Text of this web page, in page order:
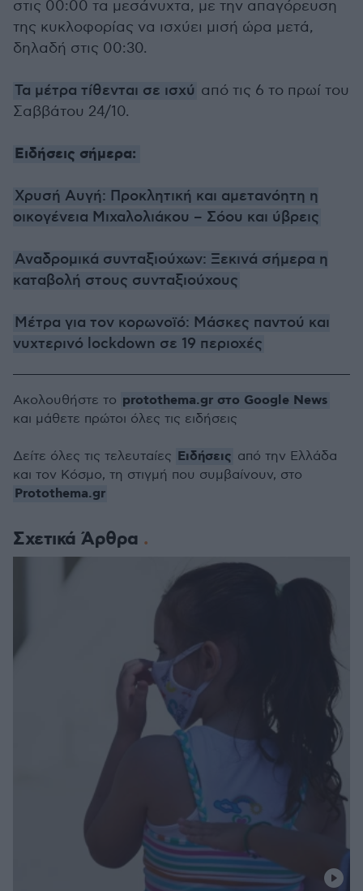
στις 00:00 τα μεσάνυχτα, με την απαγόρευση
της κυκλοφορίας να ισχύει μισή ώρα μετά,
δηλαδή στις 00:30.
Τα μέτρα τίθενται σε ισχύ από τις 6 το πρωί του
Σαββάτου 24/10.
Ειδήσεις σήμερα:
Χρυσή Αυγή: Προκλητική και αμετανόητη η
οικογένεια Μιχαλολιάκου – Σόου και ύβρεις
Αναδρομικά συνταξιούχων: Ξεκινά σήμερα η
καταβολή στους συνταξιούχους
Μέτρα για τον κορωνοϊό: Μάσκες παντού και
νυχτερινό lockdown σε 19 περιοχές
Σχετικά Άρθρα
Ακολουθήστε το protothema.gr στο Google News
και μάθετε πρώτοι όλες τις ειδήσεις
Δείτε όλες τις τελευταίες Ειδήσεις από την Ελλάδα
και τον Κόσμο, τη στιγμή που συμβαίνουν, στο
Protothema.gr